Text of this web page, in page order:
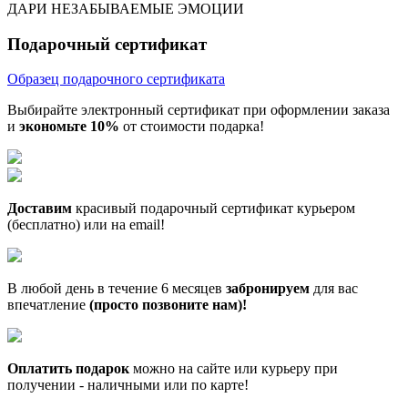
ДАРИ НЕЗАБЫВАЕМЫЕ ЭМОЦИИ
Подарочный сертификат
Образец подарочного сертификата
Выбирайте электронный сертификат при оформлении заказа
и экономьте 10% от стоимости подарка!
Доставим красивый подарочный сертификат курьером
(бесплатно) или на email!
В любой день в течение 6 месяцев забронируем для вас
впечатление (просто позвоните нам)!
Оплатить подарок можно на сайте или курьеру при
получении - наличными или по карте!